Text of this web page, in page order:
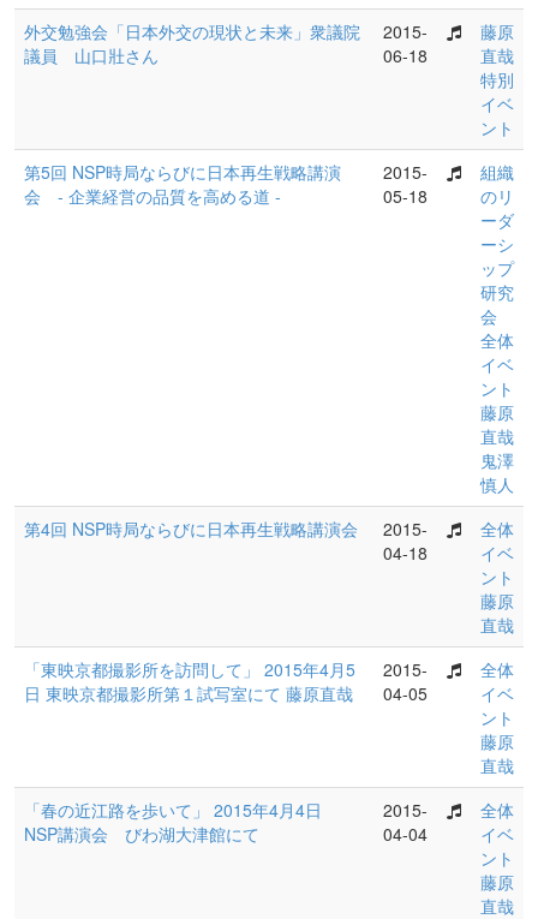
外交勉強会「日本外交の現状と未来」衆議院
議員 山口壯さん
2015-
06-18
藤原
直哉
特別
イベ
ント
第5回 NSP時局ならびに日本再生戦略講演
会 - 企業経営の品質を高める道 -
2015-
05-18
組織
のリ
ーダ
ーシ
ップ
研究
会
全体
イベ
ント
藤原
直哉
鬼澤
慎人
第4回 NSP時局ならびに日本再生戦略講演会
2015-
04-18
全体
イベ
ント
藤原
直哉
「東映京都撮影所を訪問して」 2015年4月5
日 東映京都撮影所第１試写室にて 藤原直哉
2015-
04-05
全体
イベ
ント
藤原
直哉
「春の近江路を歩いて」 2015年4月4日
NSP講演会 びわ湖大津館にて
2015-
04-04
全体
イベ
ント
藤原
直哉